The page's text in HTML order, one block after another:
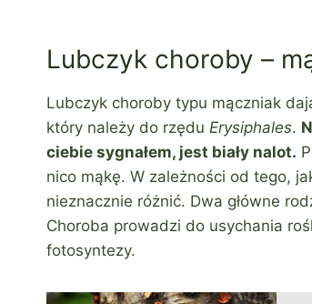
Lubczyk choroby –
Lubczyk choroby typu mączniak
który należy do rzędu Erysiphales.
ciebie sygnałem, jest biały nalot.
nico mąkę. W zależności od tego,
nieznacznie różnić. Dwa główne
Choroba prowadzi do usychania
fotosyntezy.